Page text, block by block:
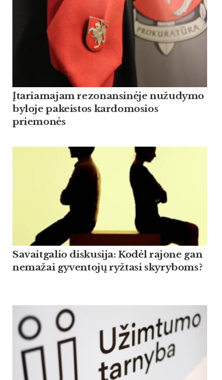
Įtariamajam rezonansinėje nužudymo
byloje pakeistos kardomosios
priemonės
Savaitgalio diskusija: Kodėl rajone gan
nemažai gyventojų ryžtasi skyryboms?